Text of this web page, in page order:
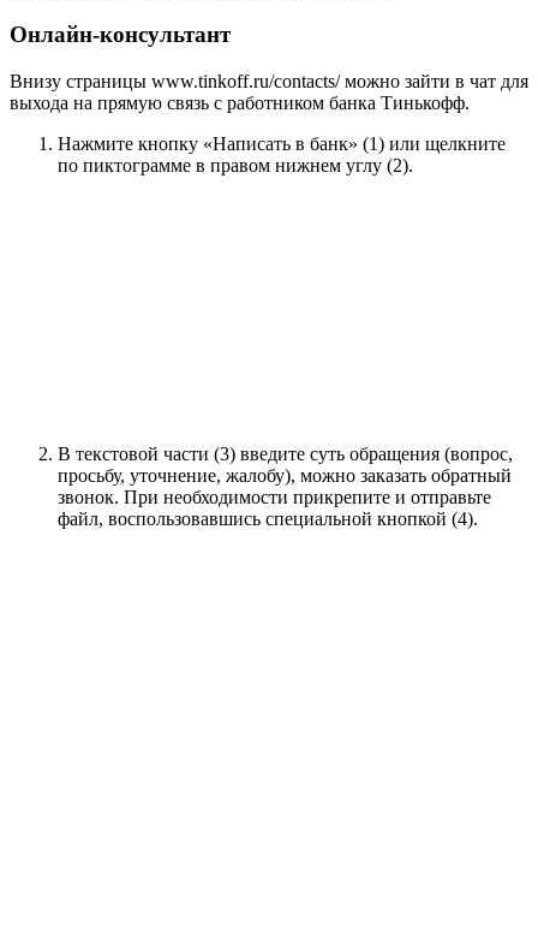
Онлайн-консультант
Внизу страницы www.tinkoff.ru/contacts/можно зайти в чат для
выхода на прямую связь с работником банка Тинькофф.
Нажмите кнопку «Написать в банк» (1) или щелкните
по пиктограмме в правом нижнем углу (2).
В текстовой части (3) введите суть обращения (вопрос,
просьбу, уточнение, жалобу), можно заказать обратный
звонок. При необходимости прикрепите и отправьте
файл, воспользовавшись специальной кнопкой (4).